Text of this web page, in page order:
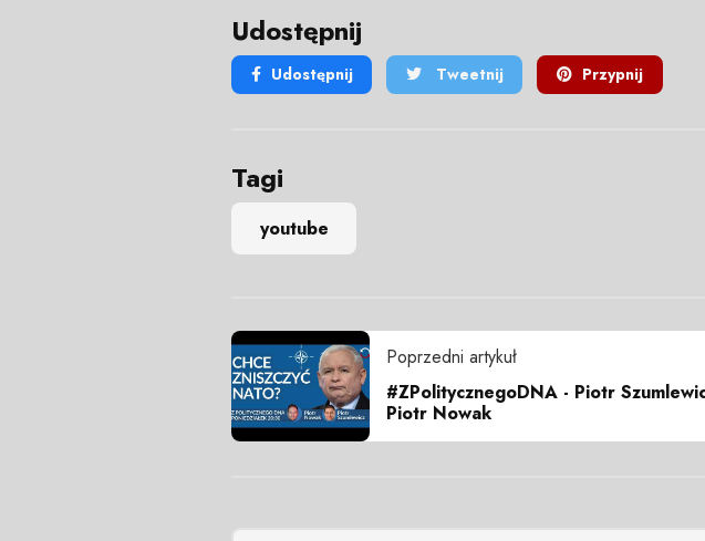
Udostępnij
Udostępnij Tweetnij Przypnij
Tagi
youtube
Poprzedni artykuł
#ZPolitycznegoDNA - Piotr
Piotr Nowak